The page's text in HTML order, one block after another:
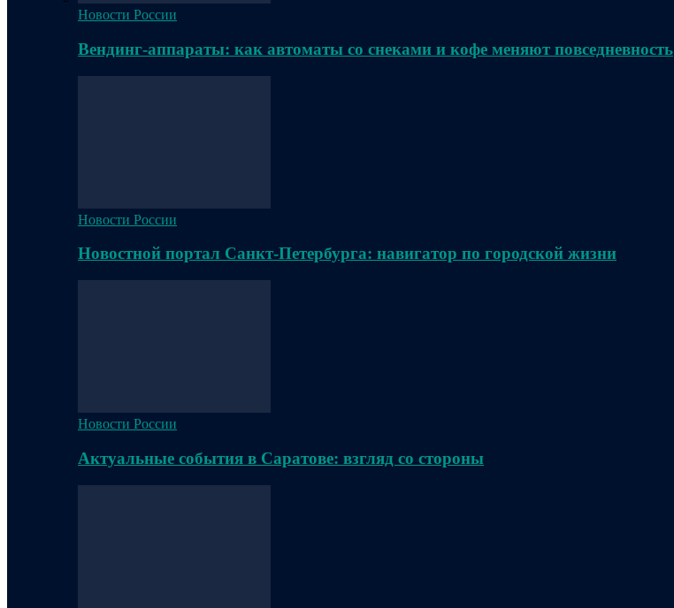
Новости России
Вендинг-аппараты: как автоматы со снеками и кофе меняют повседневность
Новости России
Новостной портал Санкт-Петербурга: навигатор по городской жизни
Новости России
Актуальные события в Саратове: взгляд со стороны